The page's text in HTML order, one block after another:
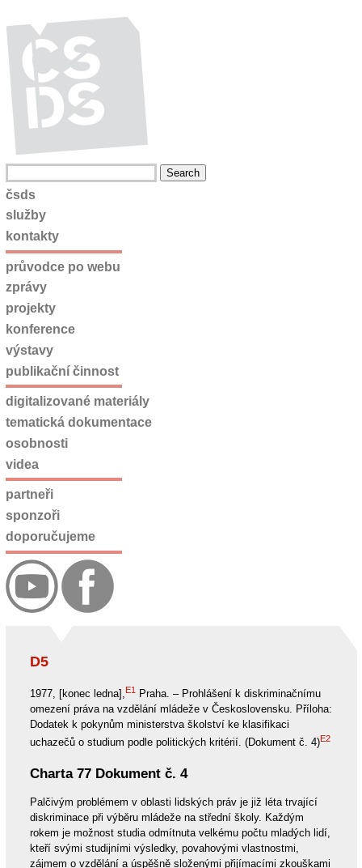
D5
1977, [konec ledna],E1Praha. – Prohlášení k diskriminačnímu
omezení práva na vzdělání mládeže v Československu. Příloha:
Dodatek k pokynům ministerstva školství ke klasifikaci
uchazečů o studium podle politických kritérií. (Dokument č. 4)E2
Charta 77 Dokument č. 4
Palčivým problémem v oblasti lidských práv je již léta trvající
diskriminace při výběru mládeže na střední školy. Každým
rokem je možnost studia odmítnuta velkému počtu mladých lidí,
kteří svými studijními výsledky, povahovými vlastnostmi,
zájmem o vzdělání a úspěšně složenými přijímacími zkouškami
čsds
služby
kontakty
průvodce po webu
zprávy
projekty
konference
výstavy
publikační činnost
digitalizované materiály
tematická dokumentace
osobnosti
videa
partneři
sponzoři
doporučujeme